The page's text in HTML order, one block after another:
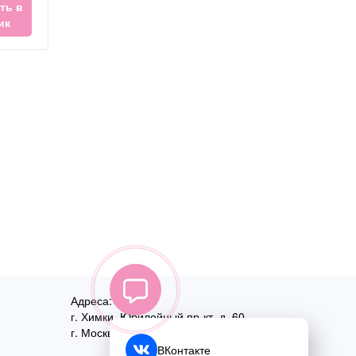
в
Адреса:
г. Химки, Юбилейный пр-кт, д. 60
г. Москва,ул. Перовская, д. 59
ВКонтакте